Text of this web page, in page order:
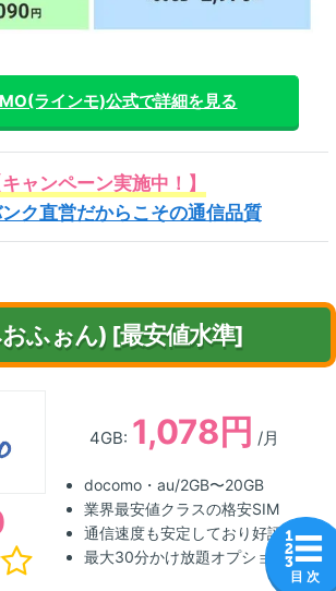
ラインモ)公式で詳細を見る
キャンペーン実施中！】
ク直営だからこその通信品質
ふぉん) [最安値水準]
4GB: 1,078円 /月
docomo・au/2GB〜20GB
業界最安値クラスの格安SIM
通信速度も安定しており好評
最大30分かけ放題オプション
目 次